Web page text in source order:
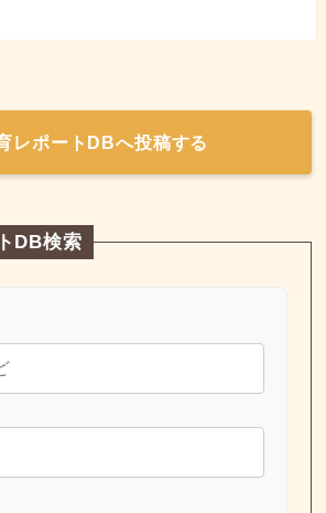
レポートDBへ投稿する
DB検索